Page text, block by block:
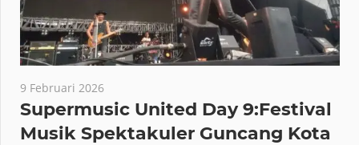
9 Februari 2026
Supermusic United Day 9:Festival
Musik Spektakuler Guncang Kota